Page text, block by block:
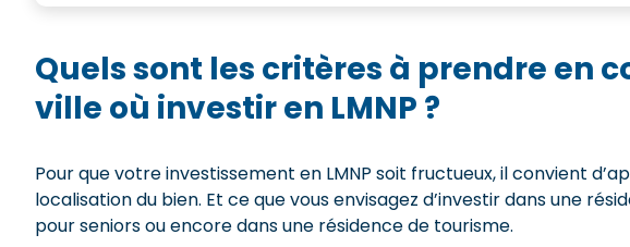
Quels sont les critères à prendre en
ville où investir en LMNP ?
Pour que votre investissement en LMNP soit fructueux, il convient
localisation du bien. Et ce que vous envisagez d’investir dans une
pour seniors ou encore dans une résidence de tourisme.